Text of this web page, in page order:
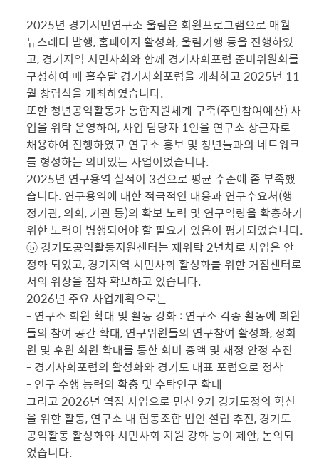
2025년 경기시민연구소 울림은 회원프로그램으로 매월
뉴스레터 발행, 홈페이지 활성화, 울림기행 등을 진행하였
고, 경기지역 시민사회와 함께 경기사회포럼 준비위원회를
구성하여 매 홀수달 경기사회포럼을 개최하고 2025년 11
월 창립식을 개최하였습니다.
또한 청년공익활동가 통합지원체계 구축(주민참여예산) 사
업을 위탁 운영하여, 사업 담당자 1인을 연구소 상근자로
채용하여 진행하였고 연구소 홍보 및 청년들과의 네트워크
를 형성하는 의미있는 사업이었습니다.
2025년 연구용역 실적이 3건으로 평균 수준에 좀 부족했
습니다. 연구용역에 대한 적극적인 대응과 연구수요처(행
정기관, 의회, 기관 등)의 확보 노력 및 연구역량을 확충하기
위한 노력이 병행되어야 할 필요가 있음이 평가되었습니다.
⑤ 경기도공익활동지원센터는 재위탁 2년차로 사업은 안
정화 되었고, 경기지역 시민사회 활성화를 위한 거점센터로
서의 위상을 점차 확보하고 있습니다.
2026년 주요 사업계획으로는
- 연구소 회원 확대 및 활동 강화 : 연구소 각종 활동에 회원
들의 참여 공간 확대, 연구위원들의 연구참여 활성화, 정회
원 및 후원 회원 확대를 통한 회비 증액 및 재정 안정 추진
- 경기사회포럼의 활성화와 경기도 대표 포럼으로 정착
- 연구 수행 능력의 확충 및 수탁연구 확대
그리고 2026년 역점 사업으로 민선 9기 경기도정의 혁신
을 위한 활동, 연구소 내 협동조합 법인 설립 추진, 경기도
공익활동 활성화와 시민사회 지원 강화 등이 제안, 논의되
었습니다.